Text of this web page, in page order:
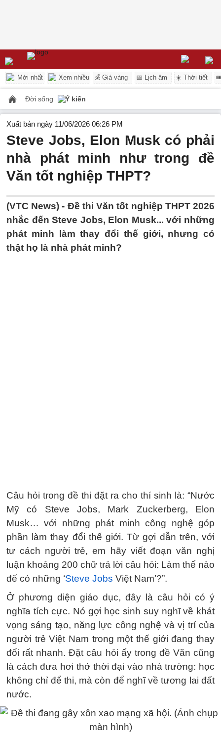
Mới nhất Xem nhiều 💰 Giá vàng 📅 Lịch âm ☀️ Thời tiết
Đời sống Ý kiến
Xuất bản ngày 11/06/2026 06:26 PM
Steve Jobs, Elon Musk có phải
nhà phát minh như trong đề
Văn tốt nghiệp THPT?
(VTC News) - Đề thi Văn tốt nghiệp THPT 2026
nhắc đến Steve Jobs, Elon Musk... với những
phát minh làm thay đổi thế giới, nhưng có
thật họ là nhà phát minh?
Câu hỏi trong đề thi đặt ra cho thí sinh là: “Nước
Mỹ có Steve Jobs, Mark Zuckerberg, Elon
Musk… với những phát minh công nghệ góp
phần làm thay đổi thế giới. Từ gợi dẫn trên, với
tư cách người trẻ, em hãy viết đoạn văn nghị
luận khoảng 200 chữ trả lời câu hỏi: Làm thế nào
để có những ‘Steve Jobs Việt Nam’?”.
Ở phương diện giáo dục, đây là câu hỏi có ý
nghĩa tích cực. Nó gợi học sinh suy nghĩ về khát
vọng sáng tạo, năng lực công nghệ và vị trí của
người trẻ Việt Nam trong một thế giới đang thay
đổi rất nhanh. Đặt câu hỏi ấy trong đề Văn cũng
là cách đưa hơi thở thời đại vào nhà trường: học
không chỉ để thi, mà còn để nghĩ về tương lai đất
nước.